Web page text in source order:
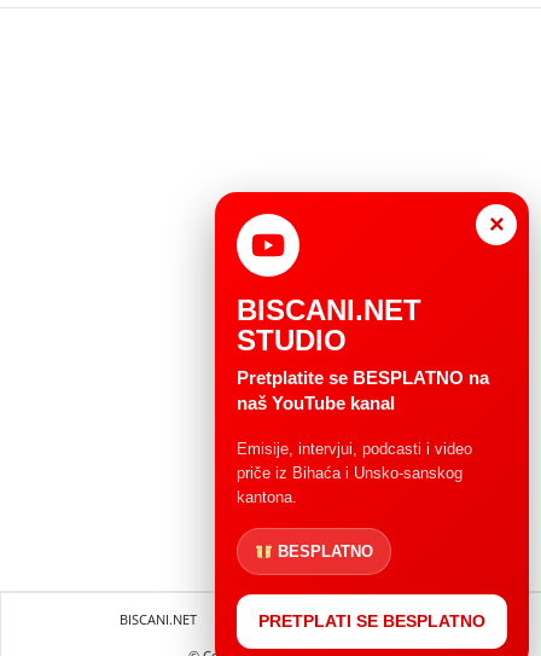
BISCANI.NET Impressum
Uvjeti korištenja
×
BISCANI.NET
STUDIO
Pretplatite se BESPLATNO na
naš YouTube kanal
Emisije, intervjui, podcasti i video
priče iz Bihaća i Unsko-sanskog
kantona.
BESPLATNO
PRETPLATI SE BESPLATNO